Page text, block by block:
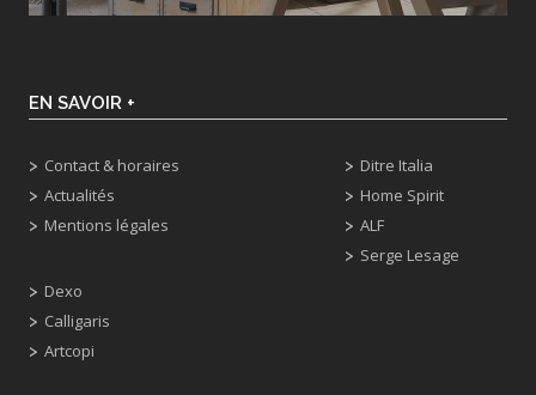
EN SAVOIR +
Contact & horaires
Actualités
Mentions légales
Dexo
Calligaris
Artcopi
Ditre Italia
Home Spirit
ALF
Serge Lesage